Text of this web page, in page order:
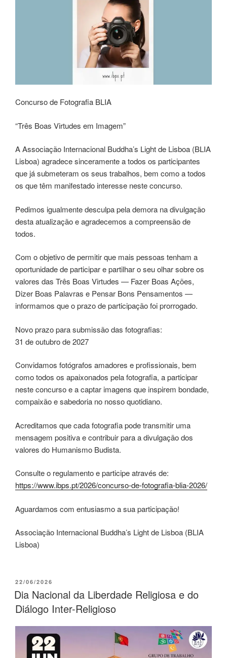
Concurso de Fotografia BLIA
“Três Boas Virtudes em Imagem”
A Associação Internacional Buddha’s Light de Lisboa (BLIA
Lisboa) agradece sinceramente a todos os participantes
que já submeteram os seus trabalhos, bem como a todos
os que têm manifestado interesse neste concurso.
Pedimos igualmente desculpa pela demora na divulgação
desta atualização e agradecemos a compreensão de
todos.
Com o objetivo de permitir que mais pessoas tenham a
oportunidade de participar e partilhar o seu olhar sobre os
valores das Três Boas Virtudes — Fazer Boas Ações,
Dizer Boas Palavras e Pensar Bons Pensamentos —
informamos que o prazo de participação foi prorrogado.
Novo prazo para submissão das fotografias:
31 de outubro de 2027
Convidamos fotógrafos amadores e profissionais, bem
como todos os apaixonados pela fotografia, a participar
neste concurso e a captar imagens que inspirem bondade,
compaixão e sabedoria no nosso quotidiano.
Acreditamos que cada fotografia pode transmitir uma
mensagem positiva e contribuir para a divulgação dos
valores do Humanismo Budista.
Consulte o regulamento e participe através de:
https://www.ibps.pt/2026/concurso-de-fotografia-blia-2026/
Aguardamos com entusiasmo a sua participação!
Associação Internacional Buddha’s Light de Lisboa (BLIA
Lisboa)
22/06/2026
Dia Nacional da Liberdade Religiosa e do
Diálogo Inter-Religioso